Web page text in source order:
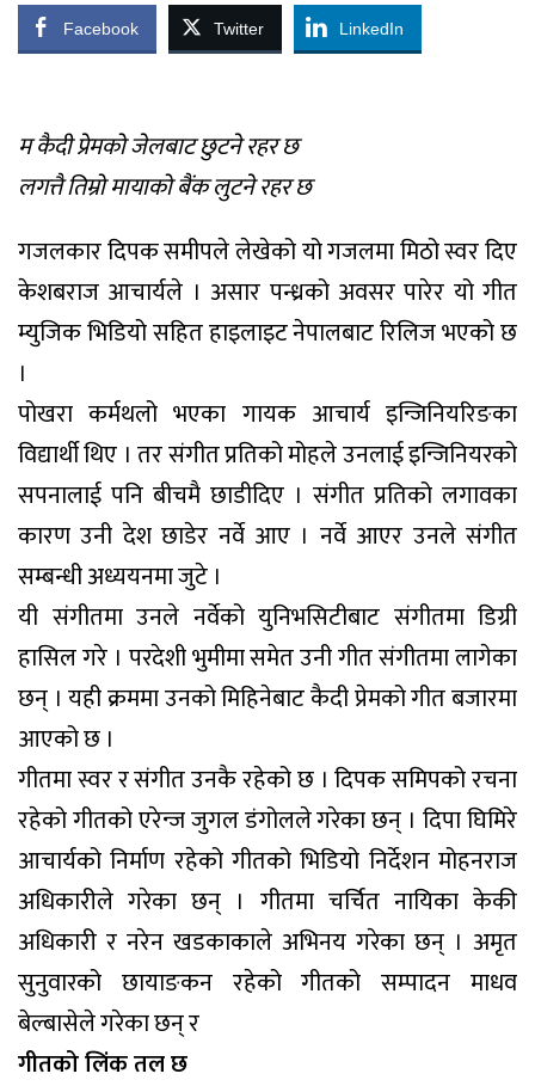
Facebook Twitter LinkedIn
म कैदी प्रेमको जेलबाट छुटने रहर छ
लगत्तै तिम्रो मायाको बैंक लुटने रहर छ
गजलकार दिपक समीपले लेखेको यो गजलमा मिठो स्वर दिए
केशबराज आचार्यले । असार पन्ध्रको अवसर पारेर यो गीत
म्युजिक भिडियो सहित हाइलाइट नेपालबाट रिलिज भएको छ
।
पोखरा कर्मथलो भएका गायक आचार्य इन्जिनियरिङका
विद्यार्थी थिए । तर संगीत प्रतिको मोहले उनलाई इन्जिनियरको
सपनालाई पनि बीचमै छाडीदिए । संगीत प्रतिको लगावका
कारण उनी देश छाडेर नर्वे आए । नर्वे आएर उनले संगीत
सम्बन्धी अध्ययनमा जुटे ।
यी संगीतमा उनले नर्वेको युनिभसिटीबाट संगीतमा डिग्री
हासिल गरे । परदेशी भुमीमा समेत उनी गीत संगीतमा लागेका
छन् । यही क्रममा उनको मिहिनेबाट कैदी प्रेमको गीत बजारमा
आएको छ ।
गीतमा स्वर र संगीत उनकै रहेको छ । दिपक समिपको रचना
रहेको गीतको एरेन्ज जुगल डंगोलले गरेका छन् । दिपा घिमिरे
आचार्यको निर्माण रहेको गीतको भिडियो निर्देशन मोहनराज
अधिकारीले गरेका छन् । गीतमा चर्चित नायिका केकी
अधिकारी र नरेन खडकाकाले अभिनय गरेका छन् । अमृत
सुनुवारको छायाङकन रहेको गीतको सम्पादन माधव
बेल्बासेले गरेका छन् र
गीतको लिंक तल छ